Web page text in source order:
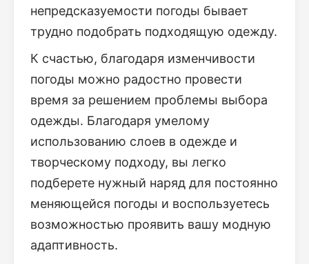
непредсказуемости погоды бывает
трудно подобрать подходящую одежду.
К счастью, благодаря изменчивости
погоды можно радостно провести
время за решением проблемы выбора
одежды. Благодаря умелому
использованию слоев в одежде и
творческому подходу, вы легко
подберете нужный наряд для постоянно
меняющейся погоды и воспользуетесь
возможностью проявить вашу модную
адаптивность.